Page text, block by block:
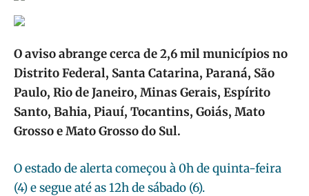
O aviso abrange cerca de 2,6 mil municípios no
Distrito Federal, Santa Catarina, Paraná, São
Paulo, Rio de Janeiro, Minas Gerais, Espírito
Santo, Bahia, Piauí, Tocantins, Goiás, Mato
Grosso e Mato Grosso do Sul.
O estado de alerta começou à 0h de quinta-feira
(4) e segue até as 12h de sábado (6).